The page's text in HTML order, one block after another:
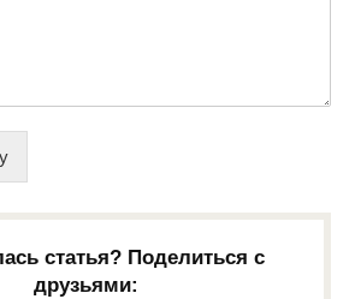
статья? Поделиться с
друзьями: